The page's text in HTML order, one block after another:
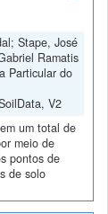
Stape, José
Ramatis
Particular do
V2
um total de
meio de
pontos de
de solo